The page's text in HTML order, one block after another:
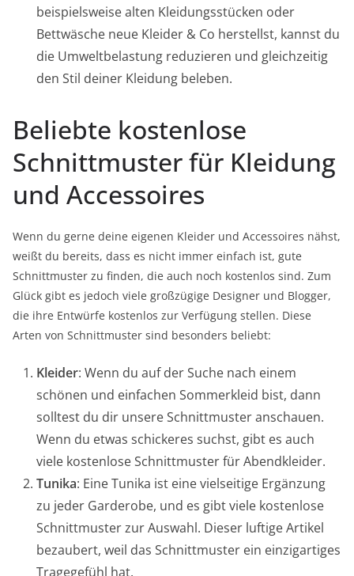
beispielsweise alten Kleidungsstücken oder
Bettwäsche neue Kleider & Co herstellst, kannst du
die Umweltbelastung reduzieren und gleichzeitig
den Stil deiner Kleidung beleben.
Beliebte kostenlose
Schnittmuster für Kleidung
und Accessoires
Wenn du gerne deine eigenen Kleider und Accessoires nähst,
weißt du bereits, dass es nicht immer einfach ist, gute
Schnittmuster zu finden, die auch noch kostenlos sind. Zum
Glück gibt es jedoch viele großzügige Designer und Blogger,
die ihre Entwürfe kostenlos zur Verfügung stellen. Diese
Arten von Schnittmuster sind besonders beliebt:
Kleider: Wenn du auf der Suche nach einem
schönen und einfachen Sommerkleid bist, dann
solltest du dir unsere Schnittmuster anschauen.
Wenn du etwas schickeres suchst, gibt es auch
viele kostenlose Schnittmuster für Abendkleider.
Tunika: Eine Tunika ist eine vielseitige Ergänzung
zu jeder Garderobe, und es gibt viele kostenlose
Schnittmuster zur Auswahl. Dieser luftige Artikel
bezaubert, weil das Schnittmuster ein einzigartiges
Tragegefühl hat.